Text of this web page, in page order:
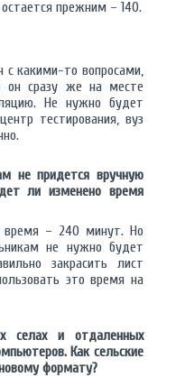
прежним – 140.
с какими-то вопросами,
он сразу же на месте
Не нужно будет
тестирования, вуз
не придется вручную
ли изменено время
– 240 минут. Но
не нужно будет
закрасить лист
это время на
селах и отдаленных
Как сельские
формату?